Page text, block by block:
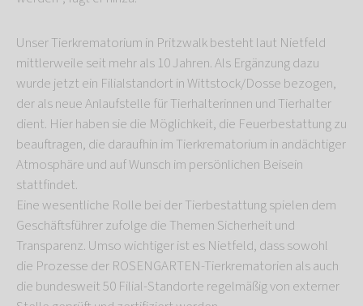
Unser Tierkrematorium in Pritzwalk besteht laut Nietfeld
mittlerweile seit mehr als 10 Jahren. Als Ergänzung dazu
wurde jetzt ein Filialstandort in Wittstock/Dosse bezogen,
der als neue Anlaufstelle für Tierhalterinnen und Tierhalter
dient. Hier haben sie die Möglichkeit, die Feuerbestattung zu
beauftragen, die daraufhin im Tierkrematorium in andächtiger
Atmosphäre und auf Wunsch im persönlichen Beisein
stattfindet.
Eine wesentliche Rolle bei der Tierbestattung spielen dem
Geschäftsführer zufolge die Themen Sicherheit und
Transparenz. Umso wichtiger ist es Nietfeld, dass sowohl
die Prozesse der ROSENGARTEN-Tierkrematorien als auch
die bundesweit 50 Filial-Standorte regelmäßig von externer